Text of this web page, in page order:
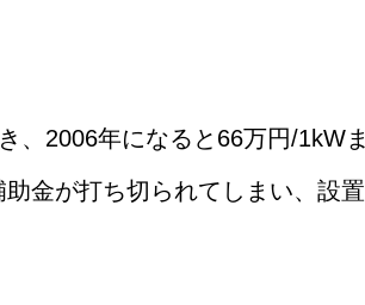
、2006年になると66万円/1kWま
金が打ち切られてしまい、設置